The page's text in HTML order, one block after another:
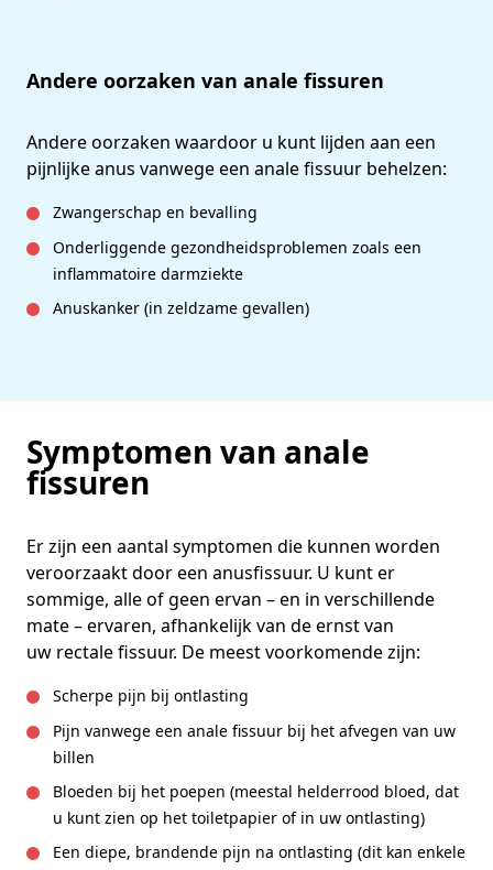
Andere oorzaken van anale fissuren
Andere oorzaken waardoor u kunt lijden aan een
pijnlijke anus vanwege een anale fissuur behelzen:
Zwangerschap en bevalling
Onderliggende gezondheidsproblemen zoals een
inflammatoire darmziekte
Anuskanker (in zeldzame gevallen)
Symptomen van anale
fissuren
Er zijn een aantal symptomen die kunnen worden
veroorzaakt door een anusfissuur. U kunt er
sommige, alle of geen ervan – en in verschillende
mate – ervaren, afhankelijk van de ernst van
uw rectale fissuur. De meest voorkomende zijn:
Scherpe pijn bij ontlasting
Pijn vanwege een anale fissuur bij het afvegen van uw
billen
Bloeden bij het poepen (meestal helderrood bloed, dat
u kunt zien op het toiletpapier of in uw ontlasting)
Een diepe, brandende pijn na ontlasting (dit kan enkele